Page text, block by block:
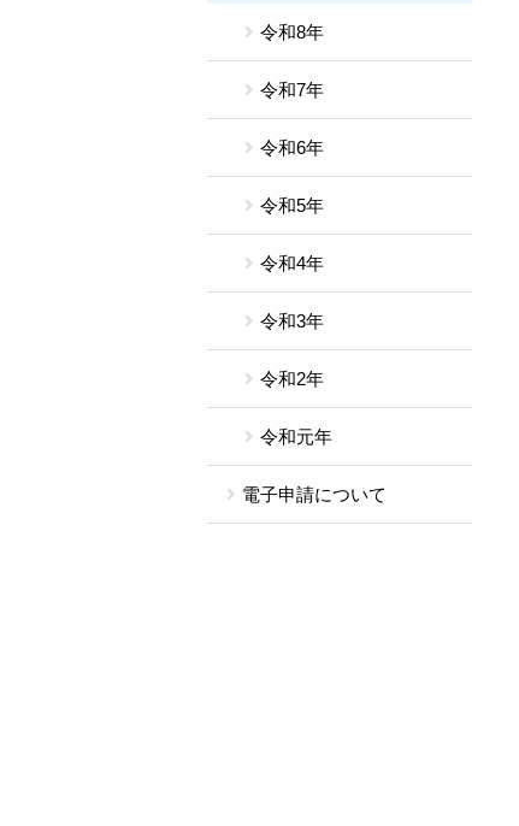
令和8年
令和7年
令和6年
令和5年
令和4年
令和3年
令和2年
令和元年
電子申請について